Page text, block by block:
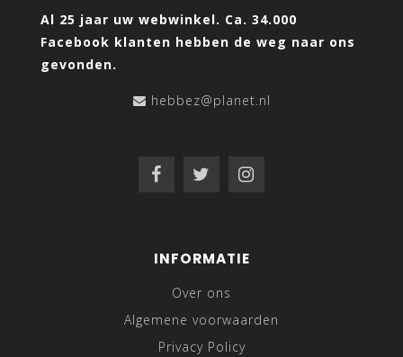
Al 25 jaar uw webwinkel. Ca. 34.000
Facebook klanten hebben de weg naar ons
gevonden.
hebbez@planet.nl
INFORMATIE
Over ons
Algemene voorwaarden
Privacy Policy